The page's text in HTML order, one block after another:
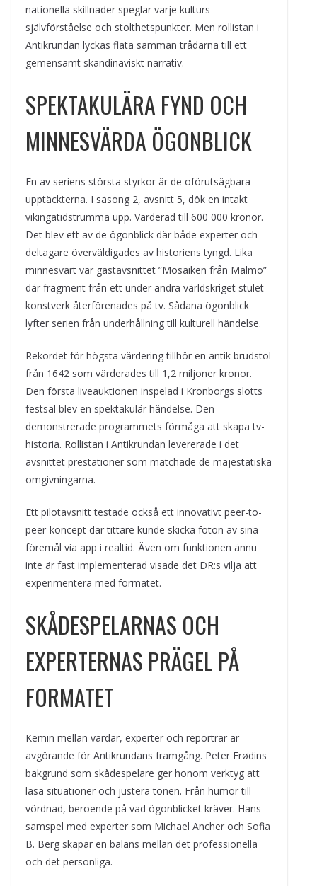
nationella skillnader speglar varje kulturs
självförståelse och stolthetspunkter. Men rollistan i
Antikrundan lyckas fläta samman trådarna till ett
gemensamt skandinaviskt narrativ.
SPEKTAKULÄRA FYND OCH
MINNESVÄRDA ÖGONBLICK
En av seriens största styrkor är de oförutsägbara
upptäckterna. I säsong 2, avsnitt 5, dök en intakt
vikingatidstrumma upp. Värderad till 600 000 kronor.
Det blev ett av de ögonblick där både experter och
deltagare överväldigades av historiens tyngd. Lika
minnesvärt var gästavsnittet ”Mosaiken från Malmö”
där fragment från ett under andra världskriget stulet
konstverk återförenades på tv. Sådana ögonblick
lyfter serien från underhållning till kulturell händelse.
Rekordet för högsta värdering tillhör en antik brudstol
från 1642 som värderades till 1,2 miljoner kronor.
Den första liveauktionen inspelad i Kronborgs slotts
festsal blev en spektakulär händelse. Den
demonstrerade programmets förmåga att skapa tv-
historia. Rollistan i Antikrundan levererade i det
avsnittet prestationer som matchade de majestätiska
omgivningarna.
Ett pilotavsnitt testade också ett innovativt peer-to-
peer-koncept där tittare kunde skicka foton av sina
föremål via app i realtid. Även om funktionen ännu
inte är fast implementerad visade det DR:s vilja att
experimentera med formatet.
SKÅDESPELARNAS OCH
EXPERTERNAS PRÄGEL PÅ
FORMATET
Kemin mellan värdar, experter och reportrar är
avgörande för Antikrundans framgång. Peter Frødins
bakgrund som skådespelare ger honom verktyg att
läsa situationer och justera tonen. Från humor till
vördnad, beroende på vad ögonblicket kräver. Hans
samspel med experter som Michael Ancher och Sofia
B. Berg skapar en balans mellan det professionella
och det personliga.